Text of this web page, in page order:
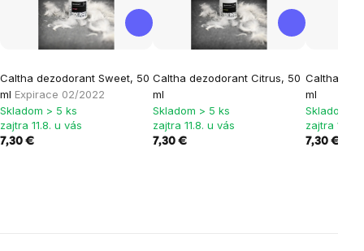
Caltha dezodorant Sweet, 50
ml Expirace 02/2022
Skladom > 5 ks
zajtra 11.8. u vás
7,30 €
Caltha dezodorant Citrus, 50
ml
Skladom > 5 ks
zajtra 11.8. u vás
7,30 €
Caltha
ml
Skladom >
zajtra 11.8.
7,30 €